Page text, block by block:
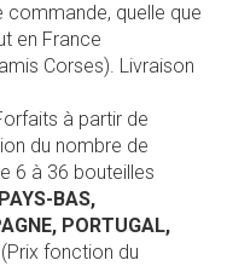
commande, quelle que
en France
Corses). Livraison
à partir de
du nombre de
6 à 36 bouteilles
BAS,
PORTUGAL,
(Prix fonction du